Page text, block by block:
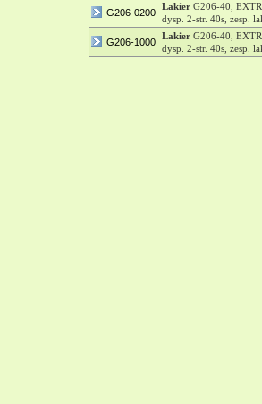
G206-0200
LakierG206-40,
dysp. 2-str. 40s, zesp.
G206-1000
LakierG206-40,
dysp. 2-str. 40s, zesp.